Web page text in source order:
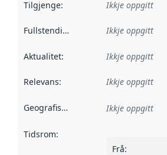
Tilgjenge: Ikkje oppgitt
Fullstendigheit Ikkje oppgitt
Aktualitet: Ikkje oppgitt
Relevans: Ikkje oppgitt
Geografisk område Ikkje oppgitt
Tidsrom:
Frå: